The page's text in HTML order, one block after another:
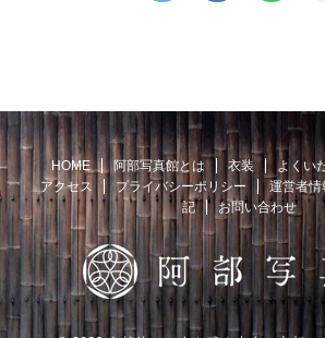
HOME 阿部写真館とは 衣装 よくい
アクセス
プライバシーポリシー 運営者情
記
お問い合わせ